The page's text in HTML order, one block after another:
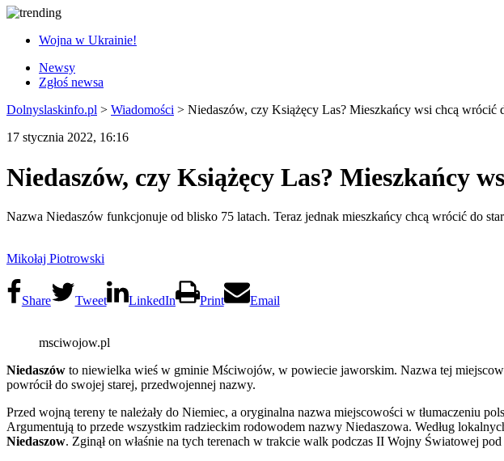
Wojna w Ukrainie!
Newsy
Zgłoś newsa
Dolnyslaskinfo.pl > Wiadomości > Niedaszów, czy Książęcy Las? Mieszkańcy wsi chcą wrócić
17 stycznia 2022, 16:16
Niedaszów, czy Książęcy Las? Mieszkańcy
Nazwa Niedaszów funkcjonuje od blisko 75 latach. Teraz jednak mieszkańcy chcą wrócić do
Mikołaj Piotrowski
Share Tweet LinkedIn Print Email
msciwojow.pl
Niedaszów to niewielka wieś w gminie Mściwojów, w powiecie jaworskim. Nazwa tej
powrócił do swojej starej, przedwojennej nazwy.
Przed wojną tereny te należały do Niemiec, a oryginalna nazwa miejscowości w tłumaczeniu
Argumentują to przede wszystkim radzieckim rodowodem nazwy Niedaszowa. Według
Niedaszow. Zginął on właśnie na tych terenach w trakcie walk podczas II Wojny Światowej pod